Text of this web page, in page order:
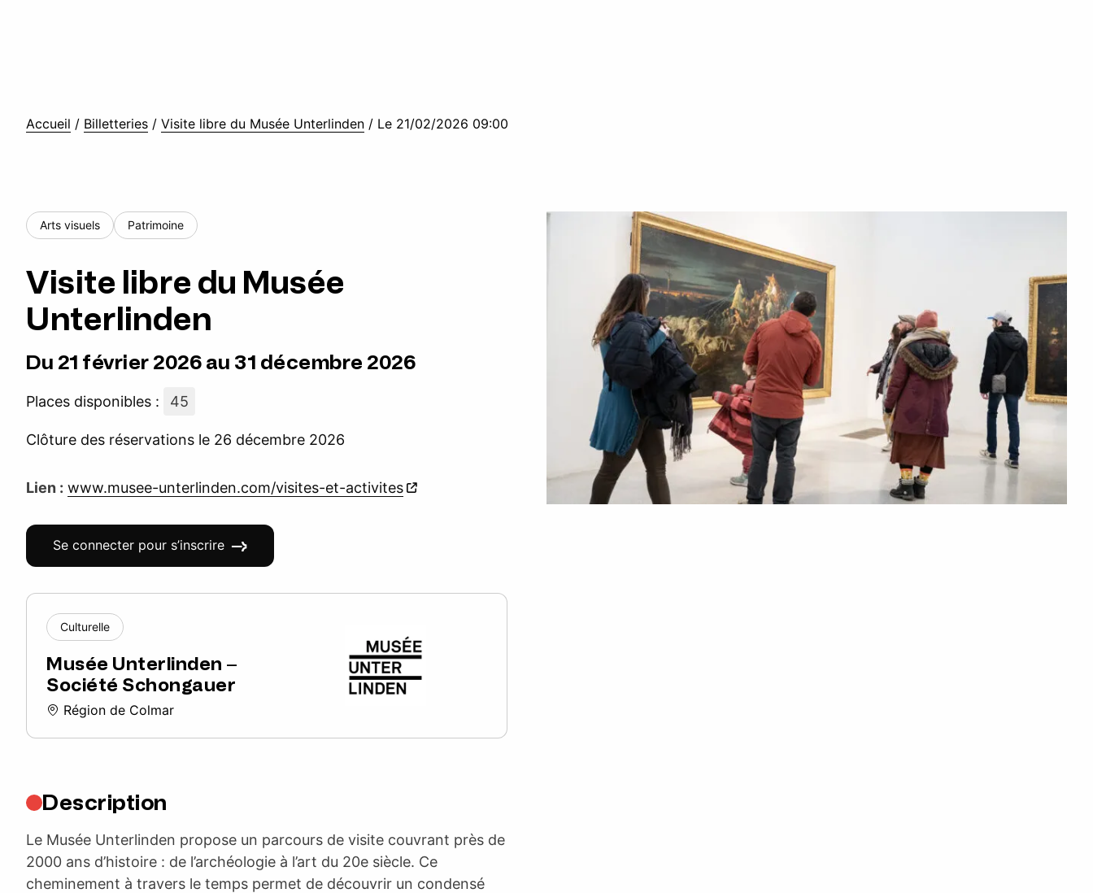
Accueil / Billetteries / Visite libre du Musée Unterlinden / Le 21/02/2026 09:00
Arts visuels Patrimoine
Visite libre du Musée
Unterlinden
Du 21 février 2026 au 31 décembre 2026
Places disponibles : 45
Clôture des réservations le 26 décembre 2026
Lien : www.musee-unterlinden.com/visites-et-activites
Se connecter pour s’inscrire
Culturelle
Musée Unterlinden –
Société Schongauer
Région de Colmar
Description
Le Musée Unterlinden propose un parcours de visite couvrant près de
2000 ans d’histoire : de l’archéologie à l’art du 20e siècle. Ce
cheminement à travers le temps permet de découvrir un condensé